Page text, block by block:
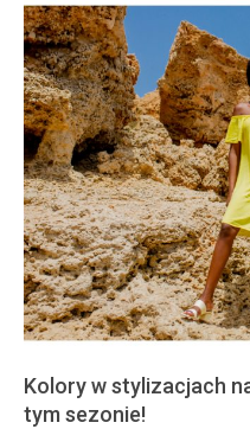
Kolory w stylizacjach
tym sezonie!